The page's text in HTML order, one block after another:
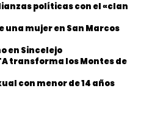
políticas con el «clan
una mujer en San Marcos
en Sincelejo
transforma los Montes de
con menor de 14 años